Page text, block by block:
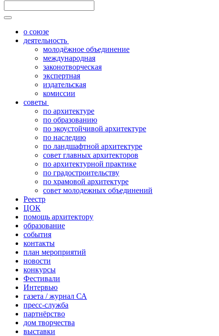
о союзе
деятельность
молодёжное объединение
международная
законотворческая
экспертная
издательская
комиссии
советы
по архитектуре
по образованию
по экоустойчивой архитектуре
по наследию
по ландшафтной архитектуре
совет главных архитекторов
по архитектурной практике
по градостроительству
по храмовой архитектуре
совет молодежных объединений
Реестр
ЦОК
помощь архитектору
образование
события
контакты
план мероприятий
новости
конкурсы
Фестивали
Интервью
газета / журнал СА
пресс-служба
партнёрство
дом творчества
выставки